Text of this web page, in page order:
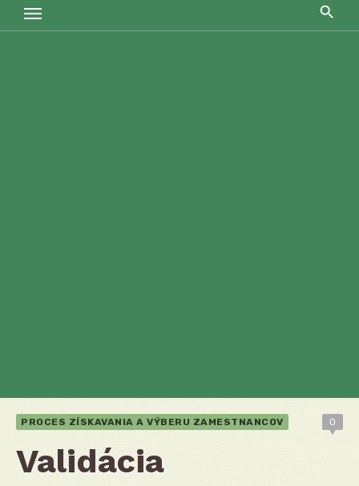
PROCES ZÍSKAVANIA A VÝBERU ZAMESTNANCOV 0
Validácia